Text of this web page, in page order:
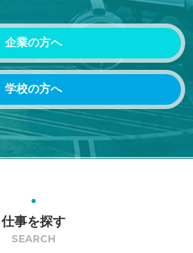
企業の方へ
学校の方へ
仕事を探す
SEARCH